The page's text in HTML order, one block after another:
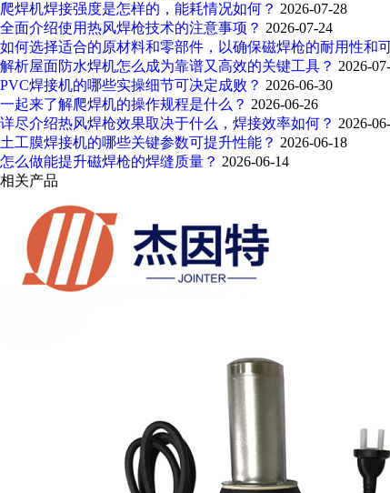
爬焊机焊接强度是怎样的，能耗情况如何？ 2026-07-28
全面介绍使用热风焊枪技术的注意事项？ 2026-07-24
如何选择适合的原材料和零部件，以确保磁焊枪的耐用性和
解析屋面防水焊机怎么成为靠谱又高效的关键工具？ 2026-
PVC焊接机的哪些实操细节可决定成败？ 2026-06-30
一起来了解爬焊机的操作规程是什么？ 2026-06-26
详尽介绍热风焊枪效果取决于什么，焊接效率如何？ 2026-
土工膜焊接机的哪些关键参数可提升性能？ 2026-06-18
怎么做能提升磁焊枪的焊缝质量？ 2026-06-14
相关产品